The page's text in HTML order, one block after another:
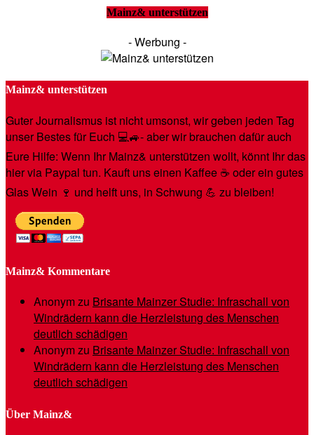
Mainz& unterstützen
- Werbung -
Mainz& unterstützen
Guter Journalismus ist nicht umsonst, wir geben jeden Tag
unser Bestes für Euch 💻🚙- aber wir brauchen dafür auch
Eure Hilfe: Wenn Ihr Mainz& unterstützen wollt, könnt Ihr das
hier via Paypal tun. Kauft uns einen Kaffee ☕️ oder ein gutes
Glas Wein 🍷 und helft uns, in Schwung 💪 zu bleiben!
Mainz& Kommentare
Anonymzu Brisante Mainzer Studie: Infraschall von
Windrädern kann die Herzleistung des Menschen
deutlich schädigen
Anonymzu Brisante Mainzer Studie: Infraschall von
Windrädern kann die Herzleistung des Menschen
deutlich schädigen
Über Mainz&